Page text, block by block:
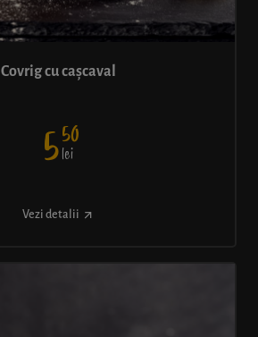
Covrig cu cașcaval
550
lei
Vezi detalii